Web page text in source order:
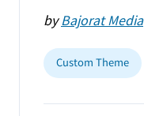
byBajorat Media
Custom Theme